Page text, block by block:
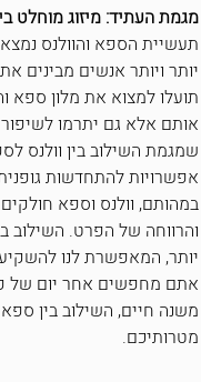
מגמת העתיד: מיזוג מוחלט
תעשיית הספא והוולנס
יותר ויותר אנשים מבינים
תועלו למצוא את מלון ספא
אותם אלא גם יתרמו לשיפור
שמגמת השילוב בין וולנס
אפשרויות להתחדשות
במהותם, וולנס וספא
והרווחה של הפרט. השילוב
יותר, המאפשרת לנו להשקיע
אתם מחפשים אחר יום של
משנה חיים, השילוב בין
מטרותיכם.